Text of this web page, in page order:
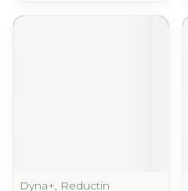
Dyna+, Reductin